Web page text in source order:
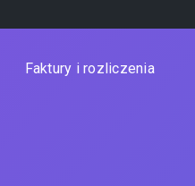
Faktury i rozliczenia